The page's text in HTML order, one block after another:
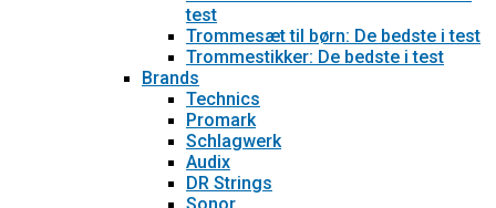
test
Trommesæt til børn: De bedste i test
Trommestikker: De bedste i test
Brands
Technics
Promark
Schlagwerk
Audix
DR Strings